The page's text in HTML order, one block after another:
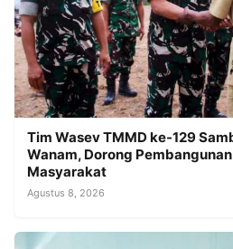
Tim Wasev TMMD ke-129
Wanam, Dorong
Masyarakat
Agustus 8, 2026